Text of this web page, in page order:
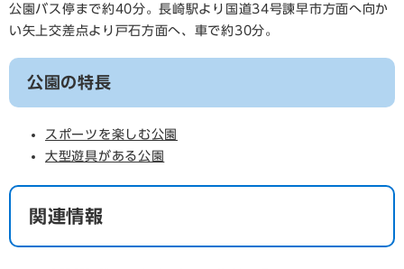
公園バス停まで約40分。長崎駅より国道34号諫早市方面へ向か
い矢上交差点より戸石方面へ、車で約30分。
公園の特長
スポーツを楽しむ公園
大型遊具がある公園
関連情報